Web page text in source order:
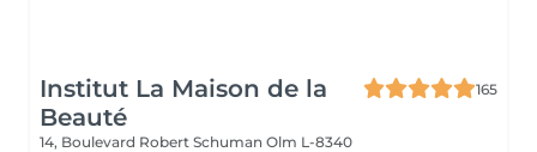
Institut La Maison de la
Beauté
165
14, Boulevard Robert Schuman Olm L-8340